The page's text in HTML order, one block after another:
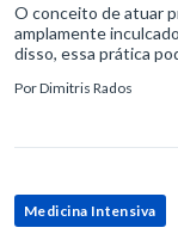
O conceito de atuar
amplamente
disso, essa prática
PorDimitris Rados
Medicina Intensiva